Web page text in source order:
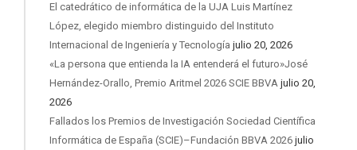
El catedrático de informática de la UJA Luis Martínez
López, elegido miembro distinguido del Instituto
Internacional de Ingeniería y Tecnología julio 20, 2026
«La persona que entienda la IA entenderá el futuro»José
Hernández-Orallo, Premio Aritmel 2026 SCIE BBVA julio 20,
2026
Fallados los Premios de Investigación Sociedad Científica
Informática de España (SCIE)–Fundación BBVA 2026 julio